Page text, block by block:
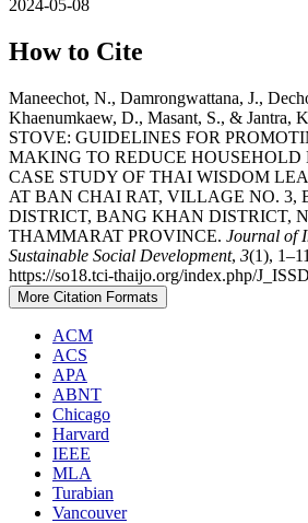
2024-05-08
How to Cite
Maneechot, N., Damrongwattana, J.,
Khaenumkaew, D., Masant, S., & Jantra,
STOVE: GUIDELINES FOR
MAKING TO REDUCE HOUSEHOLD
CASE STUDY OF THAI WISDOM
AT BAN CHAI RAT, VILLAGE NO. 3,
DISTRICT, BANG KHAN DISTRICT,
THAMMARAT PROVINCE. Journal of
Sustainable Social Development, 3(1),
https://so18.tci-thaijo.org/index.php/
More Citation Formats
ACM
ACS
APA
ABNT
Chicago
Harvard
IEEE
MLA
Turabian
Vancouver